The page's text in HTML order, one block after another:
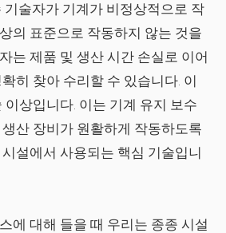
기술자가 기계가 비정상적으로 작
의 표준으로 작동하지 않는 것을
는 제품 및 생산 시간 손실로 이어
히 찾아 수리할 수 있습니다. 이
이상입니다. 이는 기계 유지 보수
산 장비가 원활하게 작동하도록
설에서 사용되는 핵심 기술입니
에 대해 들을 때 우리는 종종 시설